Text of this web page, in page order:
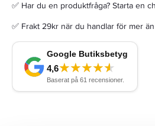
✅ Har du en produktfråga? Starta en
✅ Frakt 29kr när du handlar för mer